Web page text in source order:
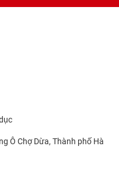
Ô Chợ Dừa, Thành phố Hà